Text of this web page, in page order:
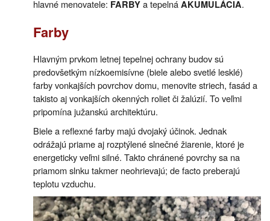
hlavné menovatele: FARBYa tepelnáAKUMULÁCIA.
Farby
Hlavným prvkom letnej tepelnej ochrany budov sú
predovšetkým nízkoemisívne (biele alebo svetlé lesklé)
farby vonkajších povrchov domu, menovite striech, fasád a
takisto aj vonkajších okenných roliet či žalúzií. To veľmi
pripomína južanskú architektúru.
Biele a reflexné farby majú dvojaký účinok. Jednak
odrážajú priame aj rozptýlené slnečné žiarenie, ktoré je
energeticky veľmi silné. Takto chránené povrchy sa na
priamom slnku takmer neohrievajú; de facto preberajú
teplotu vzduchu.